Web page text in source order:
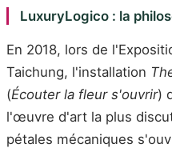
LuxuryLogico : la
En 2018, lors de
Taichung, l'installation
(Écouter la fleur s'ouvrir)
l'œuvre d'art la plus
pétales mécaniques